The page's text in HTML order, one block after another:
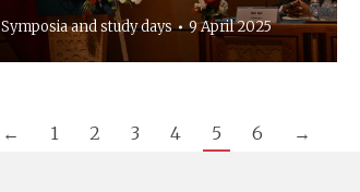
Symposia and study days 9 April 2025
← 1 2 3 4 5 6 →